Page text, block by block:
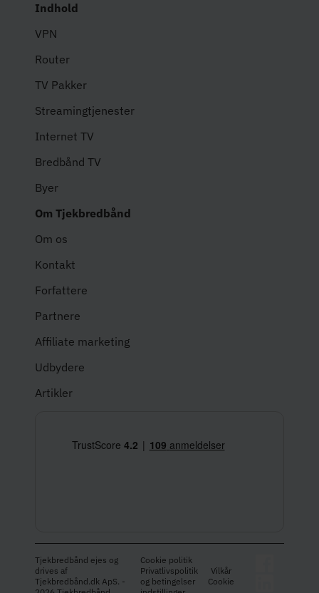
Indhold
VPN
Router
TV Pakker
Streamingtjenester
Internet TV
Bredbånd TV
Byer
Om Tjekbredbånd
Om os
Kontakt
Forfattere
Partnere
Affiliate marketing
Udbydere
Artikler
Tjekbredbånd ejes og
drives af
Tjekbredbånd.dk ApS. -
Cookie politik
Privatlivspolitik
Vilkår
og betingelser
Cookie